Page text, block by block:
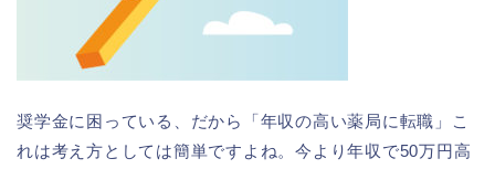
奨学金に困っている、だから「年収の高い薬局に転職」こ
れは考え方としては簡単ですよね。今より年収で50万円高